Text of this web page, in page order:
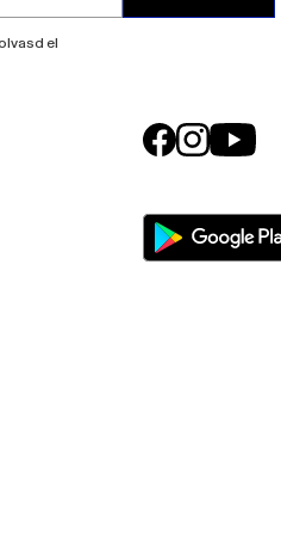
el